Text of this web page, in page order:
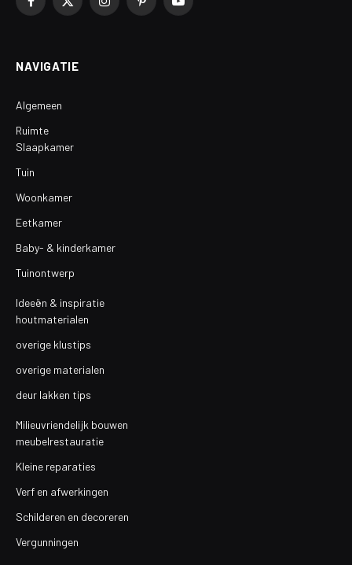
Facebook
X
InstagramPinterestYouTube
NAVIGATIE
Algemeen
Ruimte
Slaapkamer
Tuin
Woonkamer
Eetkamer
Baby- & kinderkamer
Tuinontwerp
Ideeën & inspiratie
houtmaterialen
overige klustips
overige materialen
deur lakken tips
Milieuvriendelijk bouwen
meubelrestauratie
Kleine reparaties
Verf en afwerkingen
Schilderen en decoreren
Vergunningen